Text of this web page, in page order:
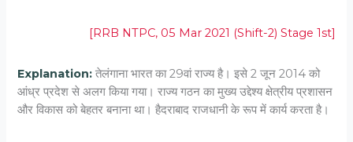
[RRB NTPC, 05 Mar 2021 (Shift-2) Stage 1st]
Explanation: तेलंगाना भारत का 29वां राज्य है। इसे 2 जून 2014 को
आंध्र प्रदेश से अलग किया गया। राज्य गठन का मुख्य उद्देश्य क्षेत्रीय प्रशासन
और विकास को बेहतर बनाना था। हैदराबाद राजधानी के रूप में कार्य करता है।